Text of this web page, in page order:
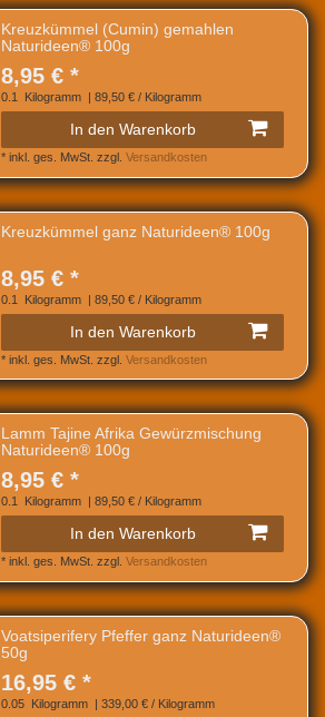
Kreuzkümmel (Cumin) gemahlen
Naturideen® 100g
8,95 € *
0.1 Kilogramm | 89,50 € / Kilogramm
In den Warenkorb
* inkl. ges. MwSt. zzgl. Versandkosten
Kreuzkümmel ganz Naturideen® 100g
8,95 € *
0.1 Kilogramm | 89,50 € / Kilogramm
In den Warenkorb
* inkl. ges. MwSt. zzgl. Versandkosten
Lamm Tajine Afrika Gewürzmischung
Naturideen® 100g
8,95 € *
0.1 Kilogramm | 89,50 € / Kilogramm
In den Warenkorb
* inkl. ges. MwSt. zzgl. Versandkosten
Voatsiperifery Pfeffer ganz Naturideen®
50g
16,95 € *
0.05 Kilogramm | 339,00 € / Kilogramm